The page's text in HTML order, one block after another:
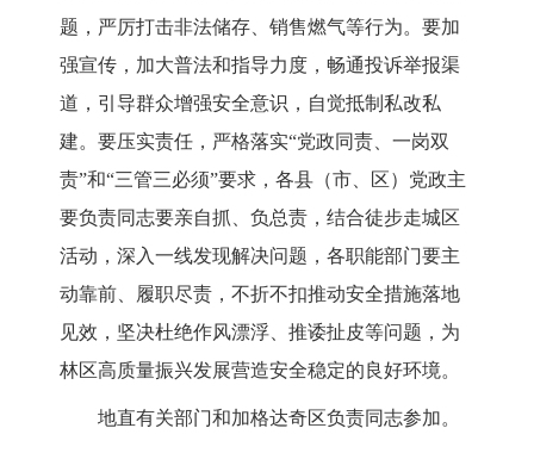
题，严厉打击非法储存、销售燃气等行为。要加
强宣传，加大普法和指导力度，畅通投诉举报渠
道，引导群众增强安全意识，自觉抵制私改私
建。要压实责任，严格落实“党政同责、一岗双
责”和“三管三必须”要求，各县（市、区）党政主
要负责同志要亲自抓、负总责，结合徒步走城区
活动，深入一线发现解决问题，各职能部门要主
动靠前、履职尽责，不折不扣推动安全措施落地
见效，坚决杜绝作风漂浮、推诿扯皮等问题，为
林区高质量振兴发展营造安全稳定的良好环境。
地直有关部门和加格达奇区负责同志参加。